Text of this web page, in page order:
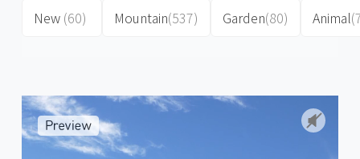
New (60)
Mountain(537)
Garden(80)
Animal